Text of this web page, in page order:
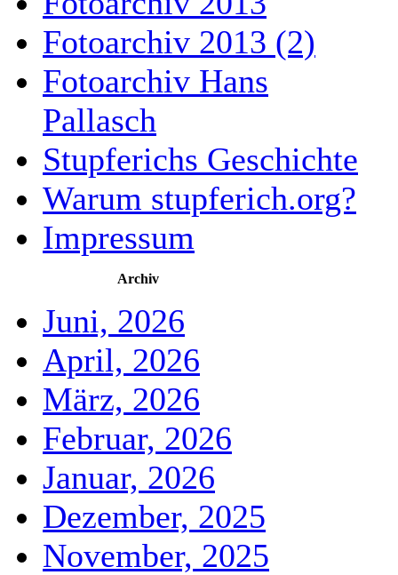
Fotoarchiv 2013 (2)
Fotoarchiv Hans
Pallasch
Stupferichs Geschichte
Warum stupferich.org?
Impressum
Archiv
Juni, 2026
April, 2026
März, 2026
Februar, 2026
Januar, 2026
Dezember, 2025
November, 2025